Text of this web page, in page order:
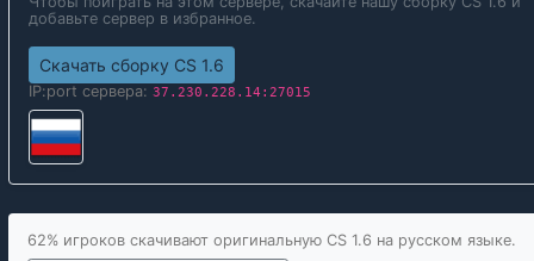
добавьте сервер в избранное.
Скачать сборку CS 1.6
IP:port сервера: 37.230.228.14:27015
62% игроков скачивают оригинальную CS 1.6 на русском языке.